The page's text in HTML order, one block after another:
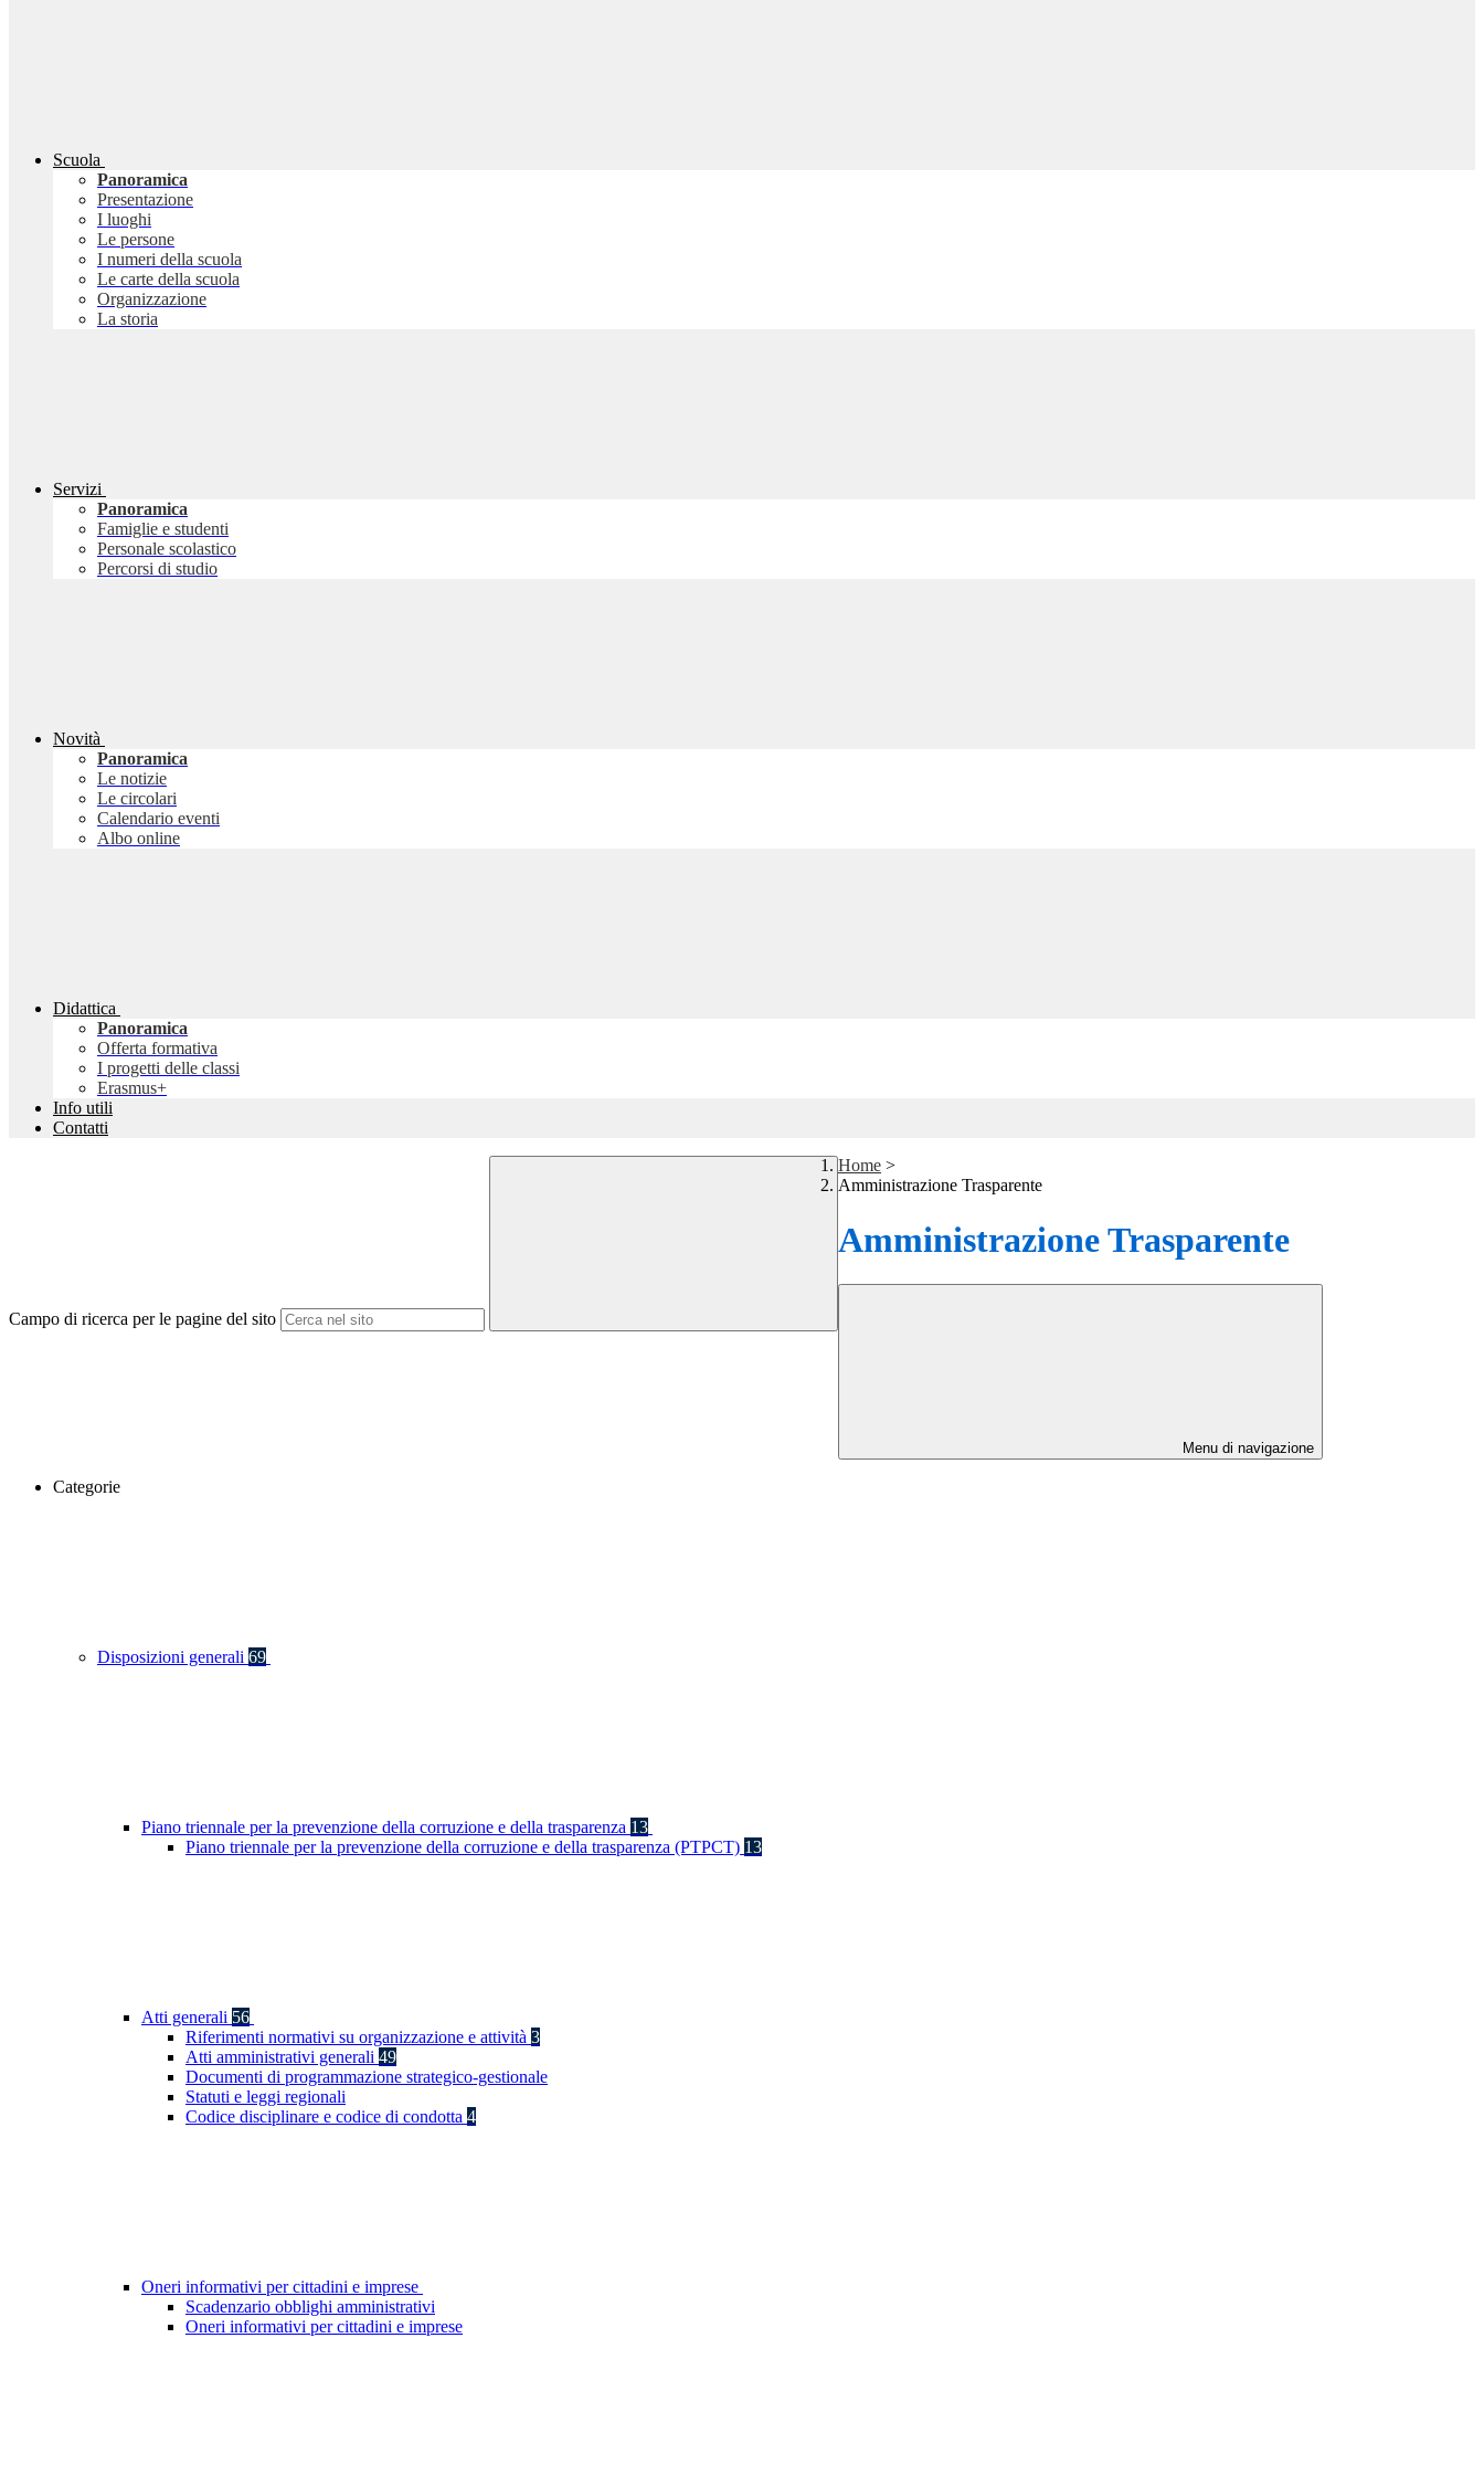
Scuola
Panoramica
Presentazione
I luoghi
Le persone
I numeri della scuola
Le carte della scuola
Organizzazione
La storia
Servizi
Panoramica
Famiglie e studenti
Personale scolastico
Percorsi di studio
Novità
Panoramica
Le notizie
Le circolari
Calendario eventi
Albo online
Didattica
Panoramica
Offerta formativa
I progetti delle classi
Erasmus+
Info utili
Contatti
Campo di ricerca per le pagine del sito
Home >
Amministrazione Trasparente
Amministrazione Trasparente
Menu di navigazione
Categorie
Disposizioni generali 69
Piano triennale per la prevenzione della corruzione e della trasparenza 13
Piano triennale per la prevenzione della corruzione e della trasparenza (PTPCT) 13
Atti generali 56
Riferimenti normativi su organizzazione e attività 3
Atti amministrativi generali 49
Documenti di programmazione strategico-gestionale
Statuti e leggi regionali
Codice disciplinare e codice di condotta 4
Oneri informativi per cittadini e imprese
Scadenzario obblighi amministrativi
Oneri informativi per cittadini e imprese